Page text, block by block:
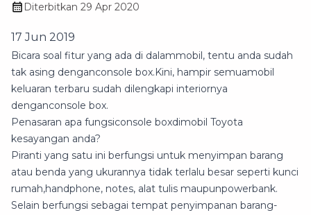
Diterbitkan 29 Apr 2020
17 Jun 2019
Bicara soal fitur yang ada di dalammobil, tentu anda sudah
tak asing denganconsole box.Kini, hampir semuamobil
keluaran terbaru sudah dilengkapi interiornya
denganconsole box.
Penasaran apa fungsiconsole boxdimobil Toyota
kesayangan anda?
Piranti yang satu ini berfungsi untuk menyimpan barang
atau benda yang ukurannya tidak terlalu besar seperti kunci
rumah,handphone, notes, alat tulis maupunpowerbank.
Selain berfungsi sebagai tempat penyimpanan barang-